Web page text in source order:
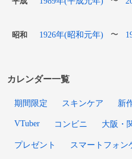
昭和 1926年(昭和元年) 〜
カレンダー一覧
期間限定 スキンケア 新
VTuber コンビニ 大阪・
プレゼント スマートフォン